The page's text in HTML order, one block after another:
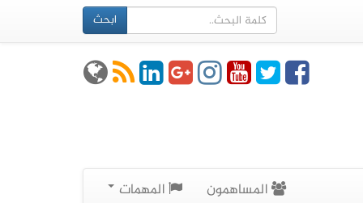
ابحث
المساهمون المهمات